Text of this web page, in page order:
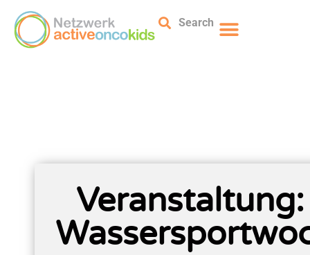
Search
Veranstaltung: